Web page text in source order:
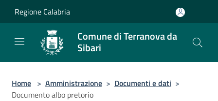
Regione Calabria
Comune di Terranova da
Sibari
Home > Amministrazione > Documenti e dati >
Documento albo pretorio